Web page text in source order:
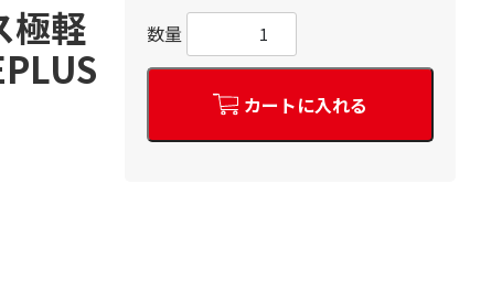
極軽
数量
カートに入れる